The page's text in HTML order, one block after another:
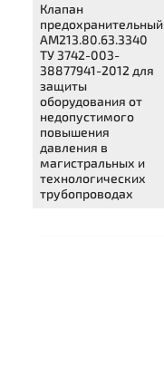
Клапан
предохранительный
АМ213.80.63.3340
ТУ 3742-003-
38877941-2012 для
защиты
оборудования от
недопустимого
повышения
давления в
магистральных и
технологических
трубопроводах